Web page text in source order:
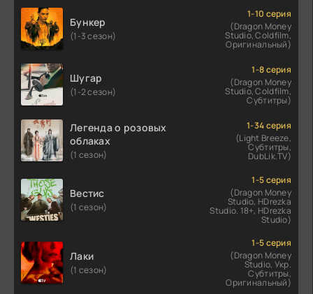
Бункер
(1-3 сезон)
1-10 серия
(Dragon Money
Studio, Coldfilm,
Оригинальный)
Шугар
(1-2 сезон)
1-8 серия
(Dragon Money
Studio, Coldfilm,
Субтитры)
Легенда о розовых
облаках
(1 сезон)
1-34 серия
(Light Breeze,
Субтитры,
DubLik.TV)
Вестис
(1 сезон)
1-5 серия
(Dragon Money
Studio, HDrezka
Studio. 18+, HDrezka
Studio)
Лаки
(1 сезон)
1-5 серия
(Dragon Money
Studio, Укр.
Субтитры,
Оригинальный)